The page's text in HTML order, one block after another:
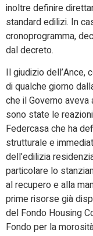
inoltre definire
standard edilizi. In
cronoprogramma,
dal decreto.
Il giudizio dell’Ance,
di qualche giorno
che il Governo
sono state le reazioni
Federcasa che ha
strutturale e
dell’edilizia
particolare lo
al recupero e alla
prime risorse già
del Fondo Housing
Fondo per la